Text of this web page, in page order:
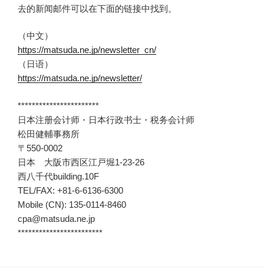
去的新闻邮件可以在下面的链接中找到。
（中文）
https://matsuda.ne.jp/newsletter_cn/
（日语）
https://matsuda.ne.jp/newsletter/
***********************
日本注册会计师・日本行政书士・税务会计师
松田健輔事務所
〒550-0002
日本 大阪市西区江戸堀1-23-26
西八千代building.10F
TEL/FAX: +81-6-6136-6300
Mobile (CN): 135-0114-8460
cpa@matsuda.ne.jp
************************